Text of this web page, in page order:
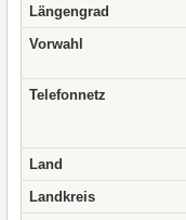
Längengrad
Vorwahl
Telefonnetz
Land
Landkreis